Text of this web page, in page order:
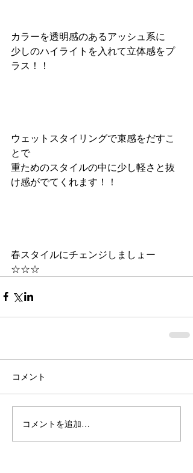
カラーを透明感のあるアッシュ系に
少しのハイライトを入れて立体感をプ
ラス！！
ウェットスタイリングで束感をだすこ
とで
重ためのスタイルの中に少し軽さと抜
け感がでてくれます！！
春スタイルにチェンジしましょー
☆☆☆
コメント
コメントを追加…